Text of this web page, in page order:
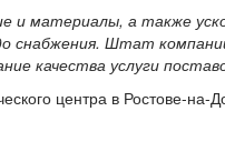
и материалы, а также
снабжения. Штат
качества услуги
центра в Ростове-на-